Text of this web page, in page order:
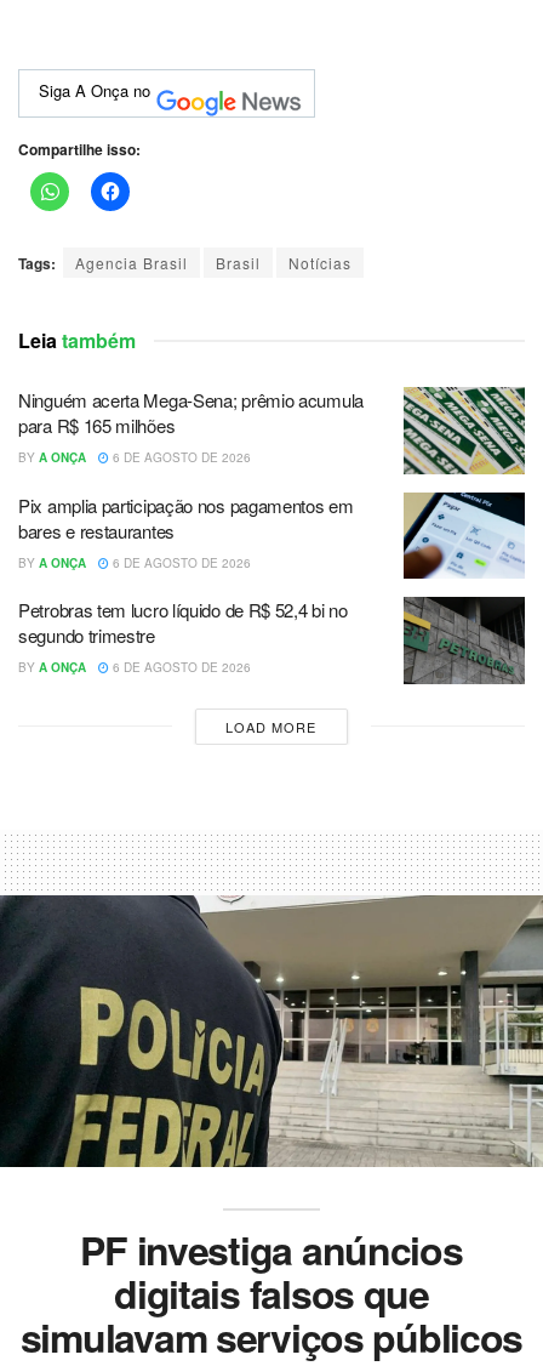
Siga A Onça no
Compartilhe isso:
Tags: Agencia Brasil Brasil Notícias
Leiatambém
Ninguém acerta Mega-Sena; prêmio acumula
para R$ 165 milhões
BY A ONÇA 6 DE AGOSTO DE 2026
Pix amplia participação nos pagamentos em
bares e restaurantes
BY A ONÇA 6 DE AGOSTO DE 2026
Petrobras tem lucro líquido de R$ 52,4 bi no
segundo trimestre
BY A ONÇA 6 DE AGOSTO DE 2026
LOAD MORE
PF investiga anúncios
digitais falsos que
simulavam serviços públicos